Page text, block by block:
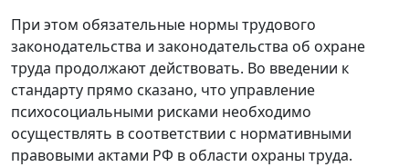
При этом обязательные нормы трудового
законодательства и законодательства об охране
труда продолжают действовать. Во введении к
стандарту прямо сказано, что управление
психосоциальными рисками необходимо
осуществлять в соответствии с нормативными
правовыми актами РФ в области охраны труда.